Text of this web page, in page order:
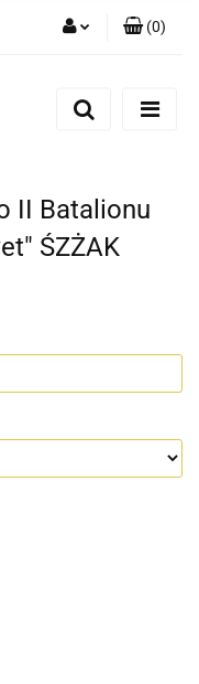
Zarejestruj się
(0)
II Batalionu
ŚZŻAK